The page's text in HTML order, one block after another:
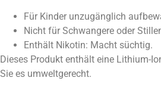
Für Kinder unzugänglich
Nicht für Schwangere oder
Enthält Nikotin: Macht süchtig.
Dieses Produkt enthält eine Lithium-
Sie es umweltgerecht.